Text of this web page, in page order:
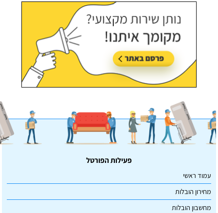
פעילות הפורטל
עמוד ראשי
מחירון הובלות
מחשבון הובלות